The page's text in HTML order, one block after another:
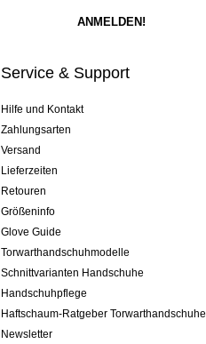
Service & Support
Hilfe und Kontakt
Zahlungsarten
Versand
Lieferzeiten
Retouren
Größeninfo
Glove Guide
Torwarthandschuhmodelle
Schnittvarianten Handschuhe
Handschuhpflege
Haftschaum-Ratgeber Torwarthandschuhe
Newsletter